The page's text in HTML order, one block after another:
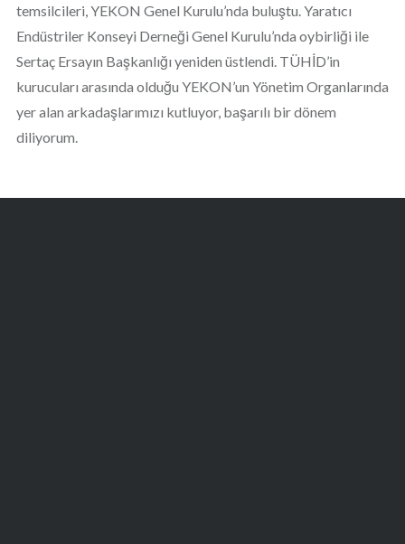
temsilcileri, YEKON Genel Kurulu’nda buluştu. Yaratıcı
Endüstriler Konseyi Derneği Genel Kurulu’nda oybirliği ile
Sertaç Ersayın Başkanlığı yeniden üstlendi. TÜHİD’in
kurucuları arasında olduğu YEKON’un Yönetim Organlarında
yer alan arkadaşlarımızı kutluyor, başarılı bir dönem
diliyorum.